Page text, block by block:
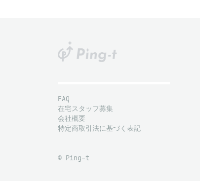
FAQ
在宅スタッフ募集
会社概要
特定商取引法に基づく表記
© Ping-t